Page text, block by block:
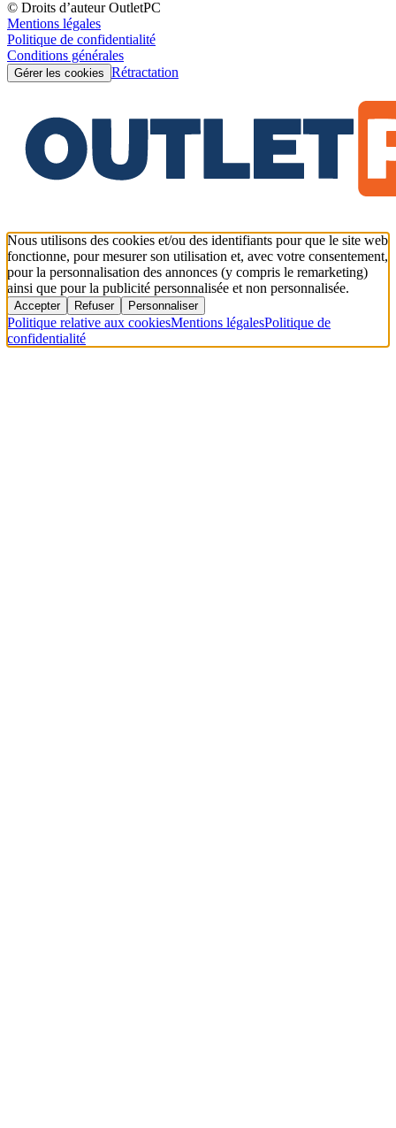
© Droits d’auteur OutletPC
Mentions légales
Politique de confidentialité
Conditions générales
Gérer les cookies Rétractation
Nous utilisons des cookies et/ou des identifiants pour que le site web
fonctionne, pour mesurer son utilisation et, avec votre consentement,
pour la personnalisation des annonces (y compris le remarketing)
ainsi que pour la publicité personnalisée et non personnalisée.
Accepter Refuser Personnaliser
Politique relative aux cookiesMentions légalesPolitique de
confidentialité